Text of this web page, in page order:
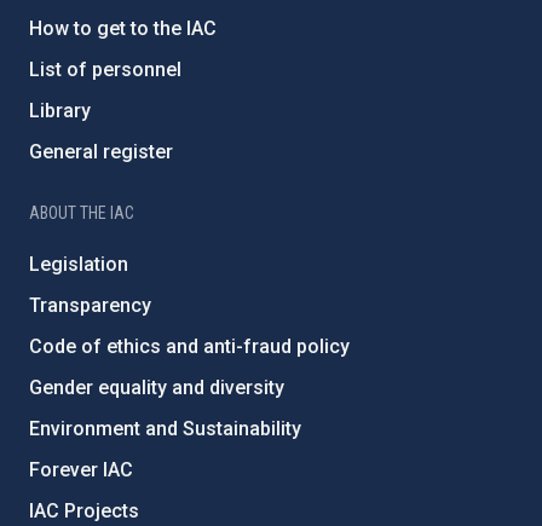
How to get to the IAC
List of personnel
Library
General register
ABOUT THE IAC
Legislation
Transparency
Code of ethics and anti-fraud policy
Gender equality and diversity
Environment and Sustainability
Forever IAC
IAC Projects